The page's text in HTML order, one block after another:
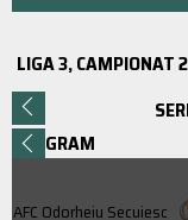
PROGRAM
AFC Odorheiu Secuiesc